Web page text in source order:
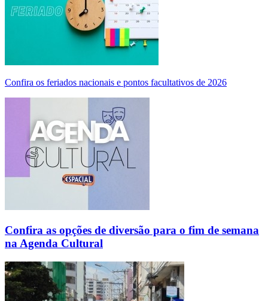
Confira os feriados nacionais e pontos facultativos de 2026
Confira as opções de diversão para o fim de semana
na Agenda Cultural